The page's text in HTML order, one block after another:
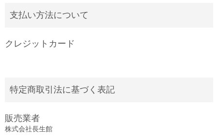
支払い方法について
クレジットカード
特定商取引法に基づく表記
販売業者
株式会社長生館